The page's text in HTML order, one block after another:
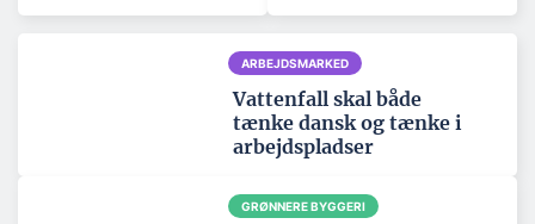
ARBEJDSMARKED
Vattenfall skal både
tænke dansk og tænke i
arbejdspladser
GRØNNERE BYGGERI